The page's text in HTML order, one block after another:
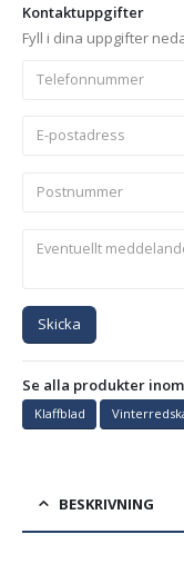
Kontaktuppgifter
Fyll i dina uppgifter
Skicka
Se alla produkter
Klaffblad
BESKRIVNING